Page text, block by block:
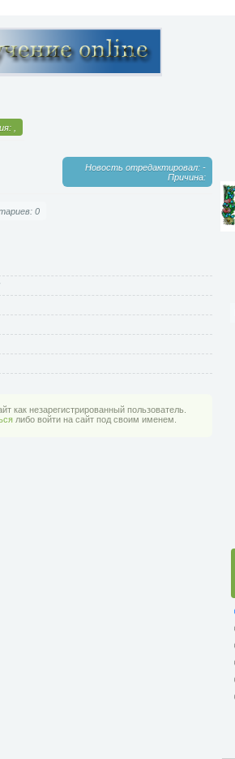
Новость отредактировал: -
Причина:
0
как незарегистрированный пользователь.
либо войти на сайт под своим именем.